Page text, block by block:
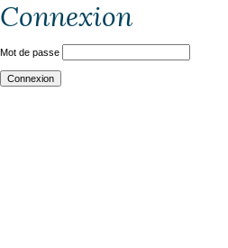
Connexion
Mot de passe